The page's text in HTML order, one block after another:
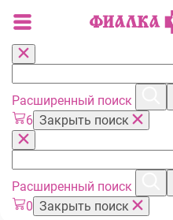
Расширенный поиск
6 Закрыть поиск
Расширенный поиск
0 Закрыть поиск